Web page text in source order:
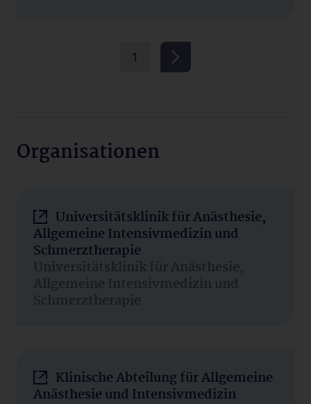
1
Organisationen
Universitätsklinik für Anästhesie,
Allgemeine Intensivmedizin und
Schmerztherapie
Universitätsklinik für Anästhesie,
Allgemeine Intensivmedizin und
Schmerztherapie
Klinische Abteilung für Allgemeine
Anästhesie und Intensivmedizin